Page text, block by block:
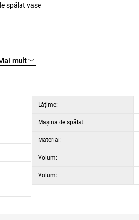
spălat vase
în congelator și în cuptorul cu microunde
mult
Lăţime:
Maşina de spălat:
Material:
Volum:
Volum: